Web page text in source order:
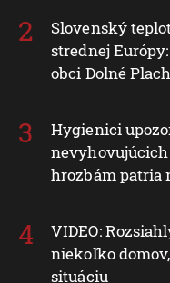
Slovenský
strednej
obci Dolné
Hygienici
hrozbám patria
VIDEO:
niekoľko
situáciu